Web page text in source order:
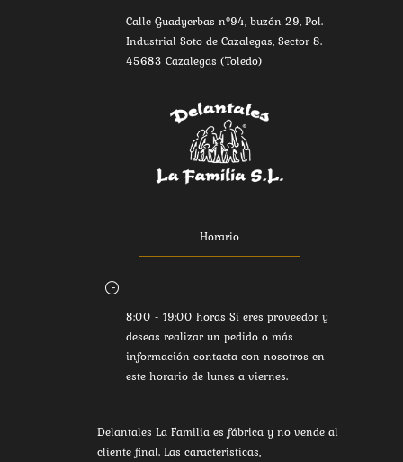
Calle Guadyerbas nº94, buzón 29, Pol.
Industrial Soto de Cazalegas, Sector 8.
45683 Cazalegas (Toledo)
Horario
}
8:00 - 19:00 horas Si eres proveedor y
deseas realizar un pedido o más
información contacta con nosotros en
este horario de lunes a viernes.
Delantales La Familia es fábrica y no vende al
cliente final. Las características,